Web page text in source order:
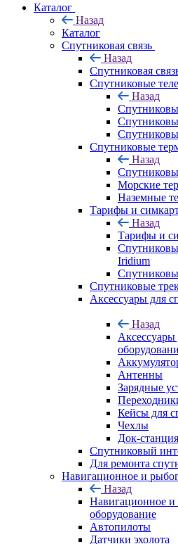
Каталог
Назад
Каталог
Спутниковая связь
Назад
Спутниковая
Спутниковые
Назад
Спутниковые
Назад
Морские
Наземные
Тарифы и
Назад
Тарифы и
Iridium
Спутниковые
Аксессуары для
Назад
Аксессуары
Антенны
Зарядные
Кейсы для
Чехлы
Док-
Спутниковый
Для ремонта
Навигационное и
Назад
Навигационное и
оборудование
Автопилоты
Датчики эхолота